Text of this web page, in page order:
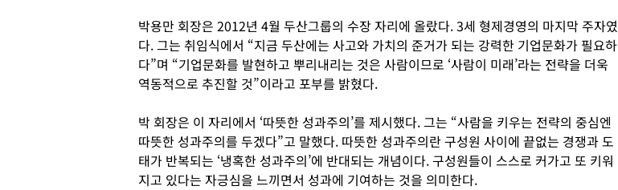
박용만 회장은 2012년 4월 두산그룹의 수장 자리에 올랐다. 3세 형제경영의 마지막 주자였
다. 그는 취임식에서 “지금 두산에는 사고와 가치의 준거가 되는 강력한 기업문화가 필요하
다”며 “기업문화를 발현하고 뿌리내리는 것은 사람이므로 ‘사람이 미래’라는 전략을 더욱
역동적으로 추진할 것”이라고 포부를 밝혔다.
박 회장은 이 자리에서 ‘따뜻한 성과주의’를 제시했다. 그는 “사람을 키우는 전략의 중심엔
따뜻한 성과주의를 두겠다”고 말했다. 따뜻한 성과주의란 구성원 사이에 끝없는 경쟁과 도
태가 반복되는 ‘냉혹한 성과주의’에 반대되는 개념이다. 구성원들이 스스로 커가고 또 키워
지고 있다는 자긍심을 느끼면서 성과에 기여하는 것을 의미한다.